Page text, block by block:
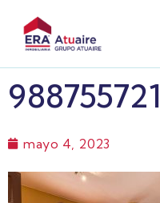
988755721
mayo 4, 2023